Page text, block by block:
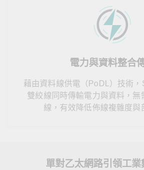
電力與資料整合
藉由資料線供電（PoDL）技術
雙絞線同時傳輸電力與資料，無
線，有效降低佈線複雜度與
單對乙太網路引領工業